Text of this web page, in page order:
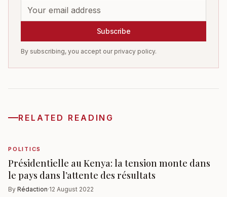
Subscribe
By subscribing, you accept our privacy policy.
RELATED READING
POLITICS
Présidentielle au Kenya: la tension monte dans
le pays dans l’attente des résultats
By Rédaction·12 August 2022